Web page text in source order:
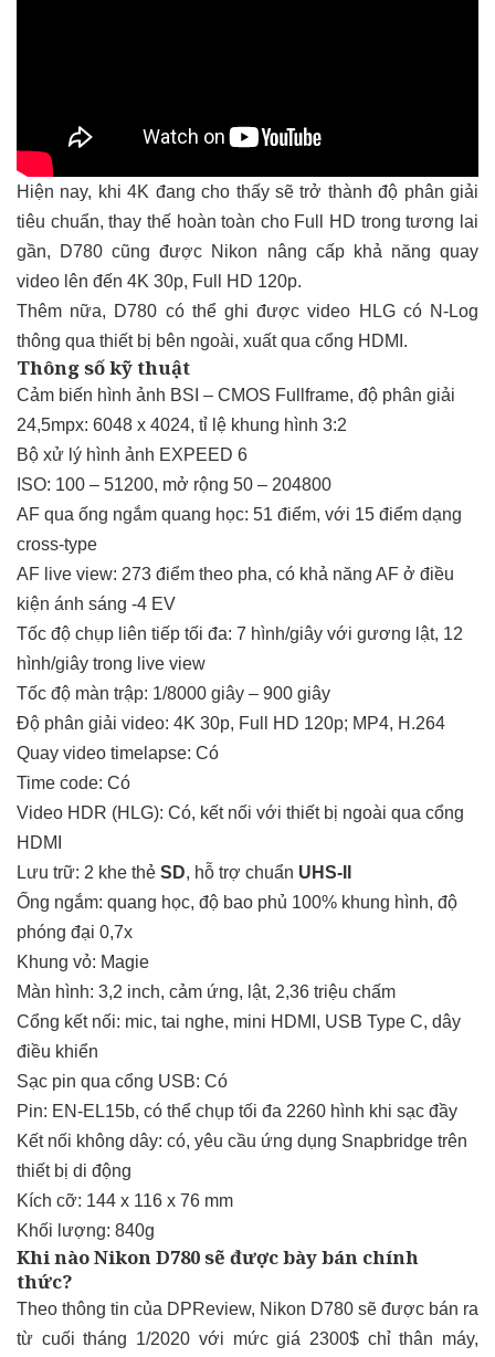
Hiện nay, khi 4K đang cho thấy sẽ trở thành độ phân giải
tiêu chuẩn, thay thế hoàn toàn cho Full HD trong tương lai
gần, D780 cũng được Nikon nâng cấp khả năng quay
video lên đến 4K 30p, Full HD 120p.
Thêm nữa, D780 có thể ghi được video HLG có N-Log
thông qua thiết bị bên ngoài, xuất qua cổng HDMI.
Thông số kỹ thuật
Cảm biến hình ảnh BSI – CMOS Fullframe, độ phân giải
24,5mpx: 6048 x 4024, tỉ lệ khung hình 3:2
Bộ xử lý hình ảnh EXPEED 6
ISO: 100 – 51200, mở rộng 50 – 204800
AF qua ống ngắm quang học: 51 điểm, với 15 điểm dạng
cross-type
AF live view: 273 điểm theo pha, có khả năng AF ở điều
kiện ánh sáng -4 EV
Tốc độ chụp liên tiếp tối đa: 7 hình/giây với gương lật, 12
hình/giây trong live view
Tốc độ màn trập: 1/8000 giây – 900 giây
Độ phân giải video: 4K 30p, Full HD 120p; MP4, H.264
Quay video timelapse: Có
Time code: Có
Video HDR (HLG): Có, kết nối với thiết bị ngoài qua cổng
HDMI
Lưu trữ: 2 khe thẻ SD, hỗ trợ chuẩn UHS-II
Ống ngắm: quang học, độ bao phủ 100% khung hình, độ
phóng đại 0,7x
Khung vỏ: Magie
Màn hình: 3,2 inch, cảm ứng, lật, 2,36 triệu chấm
Cổng kết nối: mic, tai nghe, mini HDMI, USB Type C, dây
điều khiển
Sạc pin qua cổng USB: Có
Pin: EN-EL15b, có thể chụp tối đa 2260 hình khi sạc đầy
Kết nối không dây: có, yêu cầu ứng dụng Snapbridge trên
thiết bị di động
Kích cỡ: 144 x 116 x 76 mm
Khối lượng: 840g
Khi nào Nikon D780 sẽ được bày bán chính
thức?
Theo thông tin của DPReview, Nikon D780 sẽ được bán ra
từ cuối tháng 1/2020 với mức giá 2300$ chỉ thân máy,